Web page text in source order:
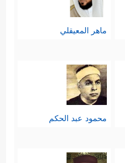
ماهر المعيقلي
محمود عبد الحكم